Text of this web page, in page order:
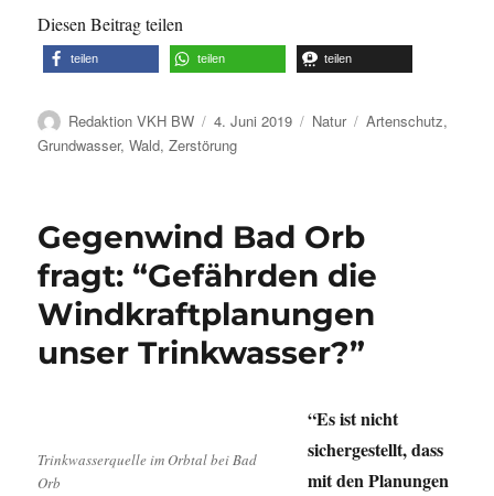
Diesen Beitrag teilen
teilen teilen teilen
Autor
Redaktion VKH BW
Veröffentlicht
am
4. Juni 2019 Kategorien
Natur Schlagwörter
Artenschutz,
Grundwasser,Wald,Zerstörung
Gegenwind Bad Orb
fragt: “Gefährden die
Windkraftplanungen
unser Trinkwasser?”
Trinkwasserquelle im Orbtal bei Bad
Orb
“Es ist nicht
sichergestellt, dass
mit den Planungen